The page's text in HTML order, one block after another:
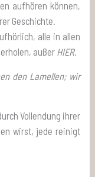
aufhören können,
Geschichte.
alle in allen
außer HIER.
den Lamellen; wir
Vollendung ihrer
wirst, jede reinigt